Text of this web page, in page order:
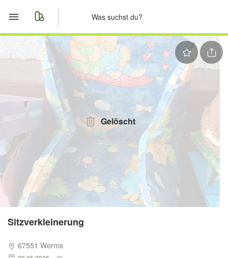
Start
Merkliste
Nachrichten
Anzeige aufgebenGelöscht
Sitzverkleinerung
67551 Worms